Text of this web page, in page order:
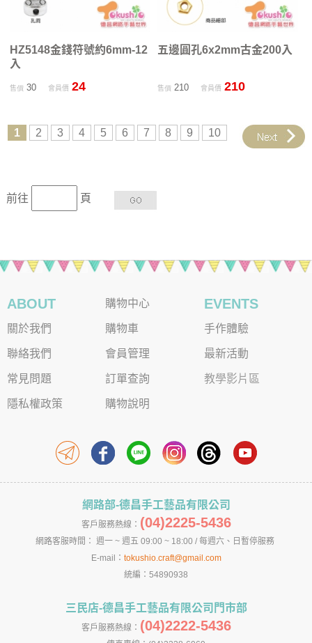
HZ5148金錢符號約6mm-12
入
售價30 會員價 24
五邊圓孔6x2mm古金200入
售價 210 會員價 210
1 2 3 4 5 6 7 8 9 10
前往 頁
ABOUT
關於我們
聯絡我們
常見問題
隱私權政策
購物中心
購物車
會員管理
訂單查詢
購物說明
EVENTS
手作體驗
最新活動
教學影片區
網路部-德昌手工藝品有限公司
客戶服務熱線： (04)2225-5436
網路客服時間： 週一 ~ 週五 09:00 ~ 18:00 / 每週六、日暫停服務
E-mail： tokushio.craft@gmail.com
統編：54890938
三民店-德昌手工藝品有限公司門市部
客戶服務熱線： (04)2222-5436